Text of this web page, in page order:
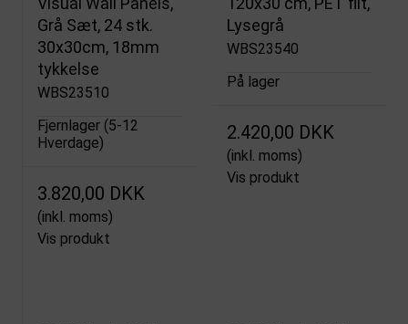
Grå Sæt, 24 stk.
30x30cm, 18mm
tykkelse
WBS23510
Fjernlager (5-12
Hverdage)
3.820,00 DKK
(inkl. moms)
Vis produkt
Lysegrå
WBS23540
På lager
2.420,00 DKK
(inkl. moms)
Vis produkt